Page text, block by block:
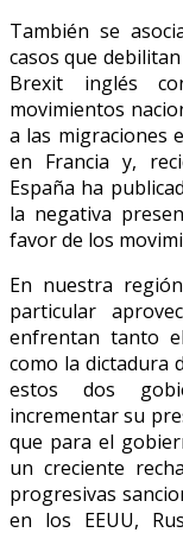
También se
casos que
Brexit inglés
movimientos
a las migraciones
en Francia y,
España ha
la negativa
favor de los
En nuestra
particular
enfrentan tanto
como la dictadura
estos dos
incrementar su
que para el
un creciente
progresivas
en los EEUU,